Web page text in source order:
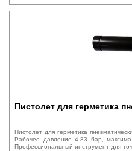
Пистолет для герметика
Пистолет для герметика
Рабочее давление 4.83 бар,
Профессиональный инструмент для